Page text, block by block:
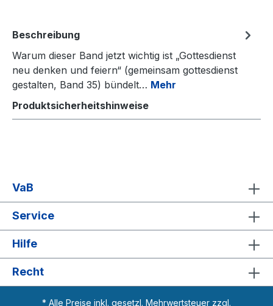
Beschreibung
Warum dieser Band jetzt wichtig ist „Gottesdienst
neu denken und feiern“ (gemeinsam gottesdienst
gestalten, Band 35) bündelt… Mehr
Produktsicherheitshinweise
VaB
Service
Hilfe
Recht
* Alle Preise inkl. gesetzl. Mehrwertsteuer zzgl.